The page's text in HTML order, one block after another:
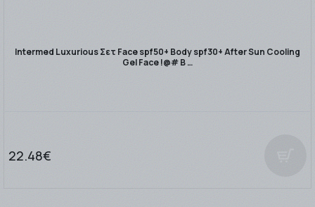
Intermed Luxurious Σετ Face spf50+ Body spf30+ After Sun Cooling
Gel Face !@# B …
22.48€